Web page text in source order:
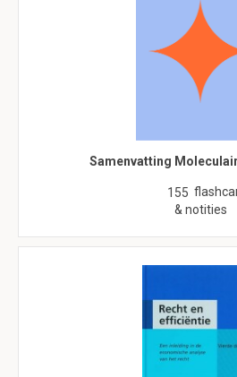
Samenvatting
155
& notities